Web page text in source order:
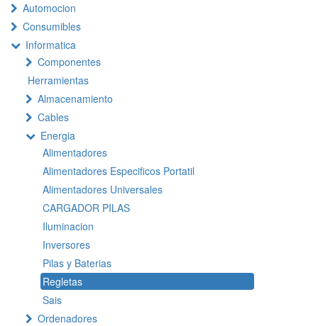
Automocion
Consumibles
Informatica
Componentes
Herramientas
Almacenamiento
Cables
Energia
Alimentadores
Alimentadores Especificos Portatil
Alimentadores Universales
CARGADOR PILAS
Iluminacion
Inversores
Pilas y Baterias
Regletas
Sais
Ordenadores